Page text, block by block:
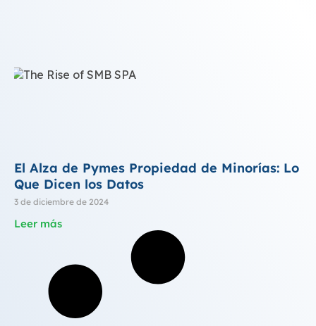
El Alza de Pymes Propiedad de Minorías: Lo
Que Dicen los Datos
3 de diciembre de 2024
Leer más